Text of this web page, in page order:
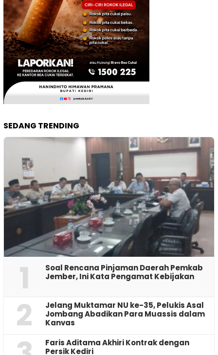
SEDANG TRENDING
1
‎Soal Rencana Pinjaman Daerah Pemkab
Jember, Ini Kata Pengamat Kebijakan ‎
2
Jelang Muktamar NU ke-35, Pelukis Asal
Jombang Abadikan Para Muassis dalam
Kanvas
Faris Aditama Akhiri Kontrak dengan
Persik Kediri